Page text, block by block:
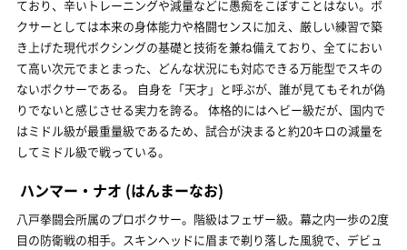
ており、辛いトレーニングや減量などに愚痴をこぼすことはない。ボ
クサーとしては本来の身体能力や格闘センスに加え、厳しい練習で築
き上げた現代ボクシングの基礎と技術を兼ね備えており、全てにおい
て高い次元でまとまった、どんな状況にも対応できる万能型でスキの
ないボクサーである。 自身を「天才」と呼ぶが、誰が見てもそれが偽
りでないと感じさせる実力を誇る。 体格的にはヘビー級だが、国内で
はミドル級が最重量級であるため、試合が決まると約20キロの減量を
してミドル級で戦っている。
ハンマー・ナオ (はんまーなお)
八戸拳闘会所属のプロボクサー。階級はフェザー級。幕之内一歩の2度
目の防衛戦の相手。スキンヘッドに眉まで剃り落した風貌で、デビュ